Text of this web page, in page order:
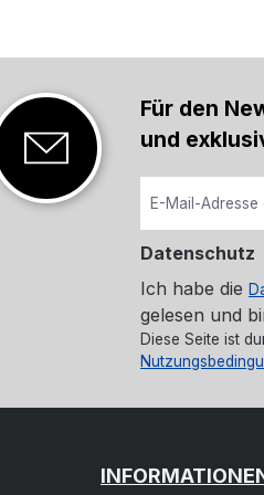
Für den
und
Datenschutz
Ich habe die
gelesen und
Diese Seite ist